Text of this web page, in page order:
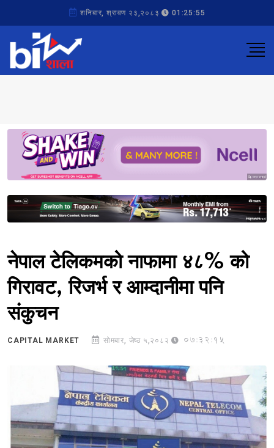
शनिबार, श्रावण २३,२०८३ 01:25:55
Sponsored
Sponsored
नेपाल टेलिकमको नाफामा ४८% को
गिरावट, रिजर्भ र आम्दानीमा पनि
संकुचन
CAPITAL MARKET सोमबार, जेष्ठ ५,२०८२ 07:32:15